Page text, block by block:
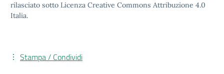
rilasciato sotto Licenza Creative Commons Attribuzione 4.0
Italia.
Stampa / Condividi